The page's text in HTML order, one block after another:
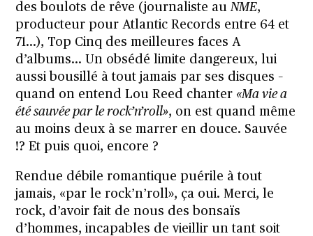
des boulots de rêve (journaliste au NME,
producteur pour Atlantic Records entre 64 et
71…), Top Cinq des meilleures faces A
d’albums… Un obsédé limite dangereux, lui
aussi bousillé à tout jamais par ses disques –
quand on entend Lou Reed chanter «Ma vie a
été sauvée par le rock’n’roll», on est quand même
au moins deux à se marrer en douce. Sauvée
!? Et puis quoi, encore ?
Rendue débile romantique puérile à tout
jamais, «par le rock’n’roll», ça oui. Merci, le
rock, d’avoir fait de nous des bonsaïs
d’hommes, incapables de vieillir un tant soit